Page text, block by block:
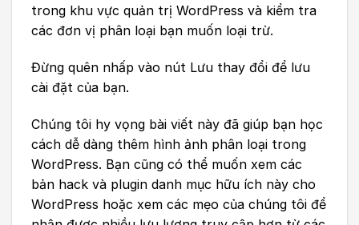
trong khu vực quản trị WordPress và kiểm tra
các đơn vị phân loại bạn muốn loại trừ.
Đừng quên nhấp vào nút Lưu thay đổi để lưu
cài đặt của bạn.
Chúng tôi hy vọng bài viết này đã giúp bạn học
cách dễ dàng thêm hình ảnh phân loại trong
WordPress. Bạn cũng có thể muốn xem các
bản hack và plugin danh mục hữu ích này cho
WordPress hoặc xem các mẹo của chúng tôi để